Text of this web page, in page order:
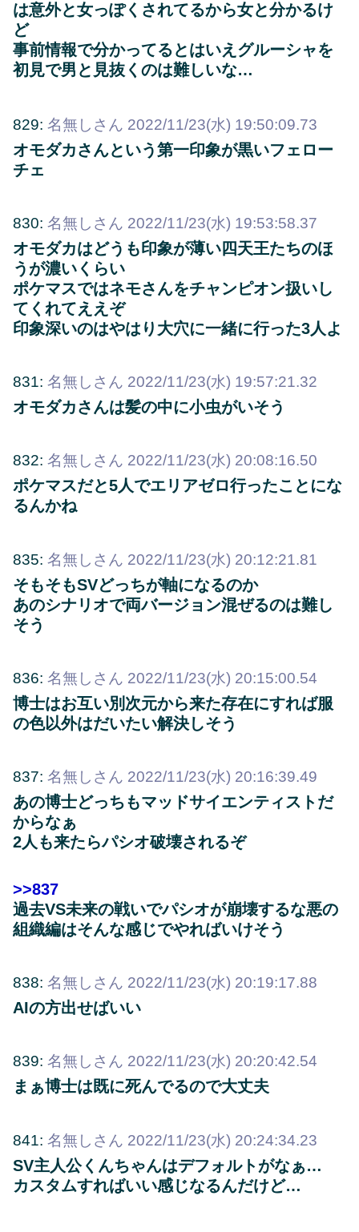
は意外と女っぽくされてるから女と分かるけ
ど
事前情報で分かってるとはいえグルーシャを
初見で男と見抜くのは難しいな…
829: 名無しさん 2022/11/23(水) 19:50:09.73
オモダカさんという第一印象が黒いフェロー
チェ
830: 名無しさん 2022/11/23(水) 19:53:58.37
オモダカはどうも印象が薄い四天王たちのほ
うが濃いくらい
ポケマスではネモさんをチャンピオン扱いし
てくれてええぞ
印象深いのはやはり大穴に一緒に行った3人よ
831: 名無しさん 2022/11/23(水) 19:57:21.32
オモダカさんは髪の中に小虫がいそう
832: 名無しさん 2022/11/23(水) 20:08:16.50
ポケマスだと5人でエリアゼロ行ったことにな
るんかね
835: 名無しさん 2022/11/23(水) 20:12:21.81
そもそもSVどっちが軸になるのか
あのシナリオで両バージョン混ぜるのは難し
そう
836: 名無しさん 2022/11/23(水) 20:15:00.54
博士はお互い別次元から来た存在にすれば服
の色以外はだいたい解決しそう
837: 名無しさん 2022/11/23(水) 20:16:39.49
あの博士どっちもマッドサイエンティストだ
からなぁ
2人も来たらパシオ破壊されるぞ
>>837
過去VS未来の戦いでパシオが崩壊するな悪の
組織編はそんな感じでやればいけそう
838: 名無しさん 2022/11/23(水) 20:19:17.88
AIの方出せばいい
839: 名無しさん 2022/11/23(水) 20:20:42.54
まぁ博士は既に死んでるので大丈夫
841: 名無しさん 2022/11/23(水) 20:24:34.23
SV主人公くんちゃんはデフォルトがなぁ…
カスタムすればいい感じなるんだけど…